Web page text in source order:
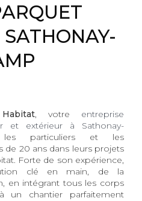
, votre entreprise
et extérieur à Sathonay-
les particuliers et les
de 20 ans dans leurs projets
Forte de son expérience,
clé en main, de la
en intégrant tous les corps
un chantier parfaitement